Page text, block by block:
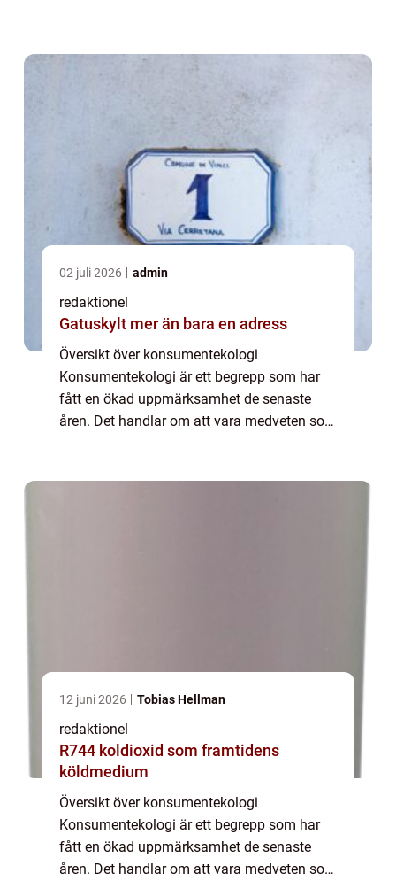
planet. Genom ...
02 juli 2026 admin
redaktionel
Gatuskylt mer än bara en adress
Översikt över konsumentekologi
Konsumentekologi är ett begrepp som har
fått en ökad uppmärksamhet de senaste
åren. Det handlar om att vara medveten som
12 juni 2026 Tobias Hellman
redaktionel
R744 koldioxid som framtidens
köldmedium
Översikt över konsumentekologi
Konsumentekologi är ett begrepp som har
fått en ökad uppmärksamhet de senaste
åren. Det handlar om att vara medveten som